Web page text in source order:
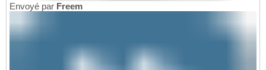
Envoyé par Freem